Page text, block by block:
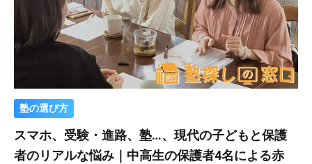
塾の選び方
スマホ、受験・進路、塾…、現代の子どもと保護
者のリアルな悩み｜中高生の保護者4名による赤